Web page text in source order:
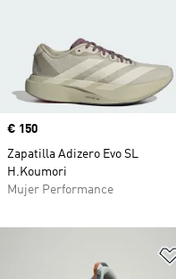
Precio
€ 150
Zapatilla Adizero Evo SL
H.Koumori
Mujer Performance